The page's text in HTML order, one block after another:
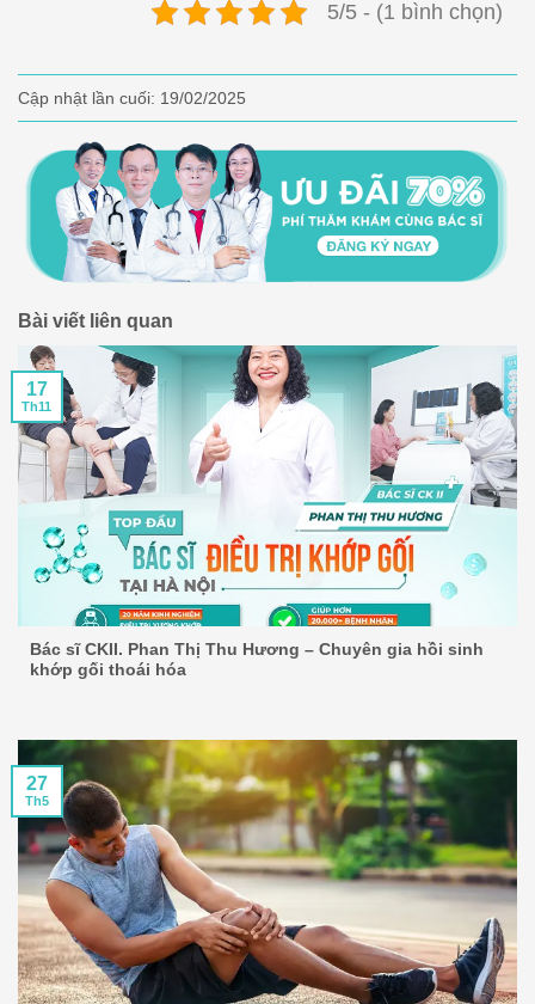
5/5 - (1 bình chọn)
Cập nhật lần cuối: 19/02/2025
Bài viết liên quan
Bác sĩ CKII. Phan Thị Thu Hương – Chuyên gia hồi sinh
khớp gối thoái hóa
17
Th11
27
Th5